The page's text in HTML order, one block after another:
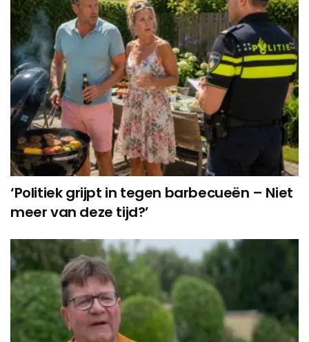
‘Politiek grijpt in tegen barbecueën – Niet
meer van deze tijd?’